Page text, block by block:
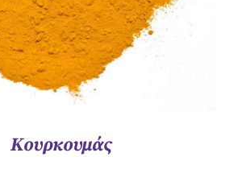
Κουρκουμάς